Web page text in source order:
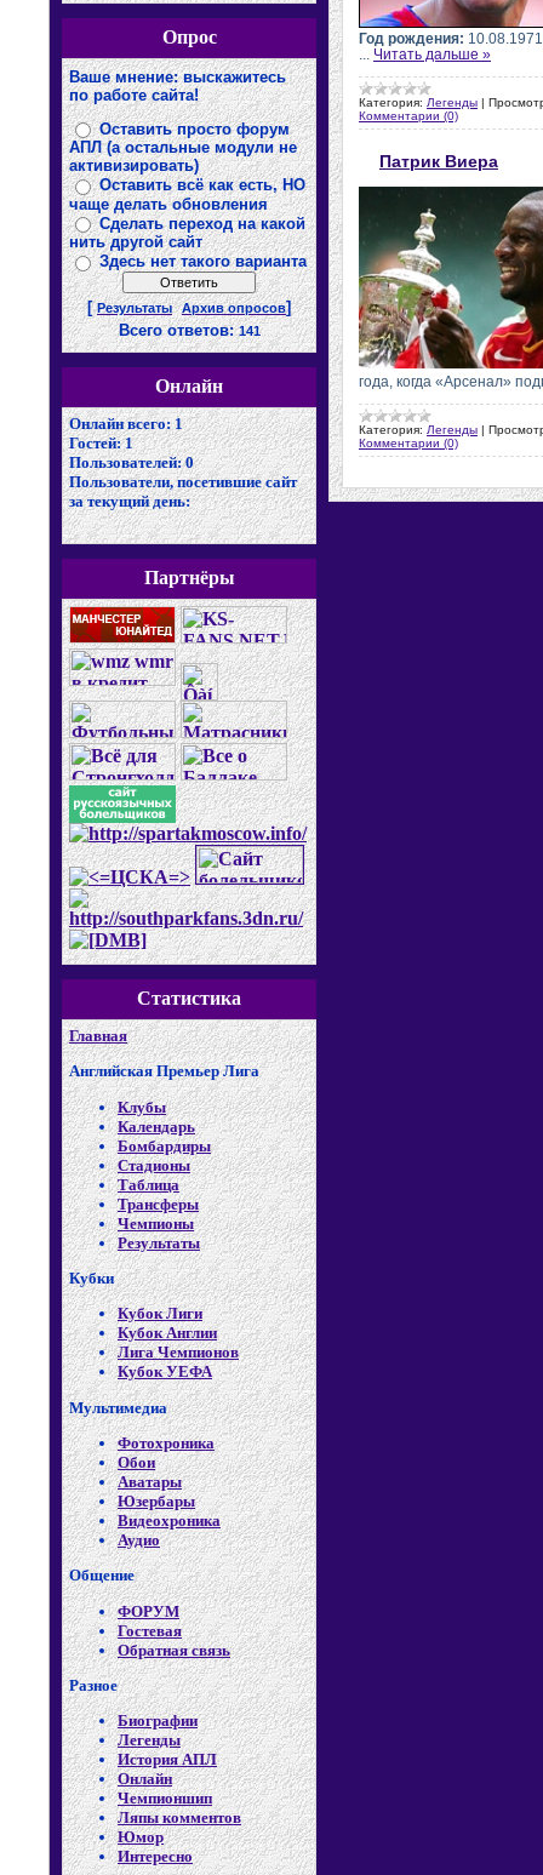
Опрос
Ваше мнение: выскажитесь
по работе сайта!
Оставить просто форум
АПЛ (а остальные модули не
активизировать)
Оставить всё как есть, НО
чаще делать обновления
Сделать переход на какой
нить другой сайт
Здесь нет такого варианта
[Результаты Архив опросов]
Всего ответов: 141
Онлайн
Онлайн всего:1
Гостей:1
Пользователей:0
Пользователи, посетившие сайт
за текущий день:
Партнёры
Статистика
Главная
Английская Премьер Лига
Клубы
Календарь
Бомбардиры
Стадионы
Таблица
Трансферы
Чемпионы
Результаты
Кубки
Кубок Лиги
Кубок Англии
Лига Чемпионов
Кубок УЕФА
Мультимедиа
Фотохроника
Обои
Аватары
Юзербары
Видеохроника
Аудио
Общение
ФОРУМ
Гостевая
Обратная связь
Разное
Биографии
Легенды
История АПЛ
Онлайн
Чемпионшип
Ляпы комментов
Юмор
Интересно
Год рождения: 10.08.1971
Читать дальше »
Категория: Легенды |
Комментарии (0)
Патрик Виера
года, когда «Арсенал»
Категория: Легенды |
Комментарии (0)